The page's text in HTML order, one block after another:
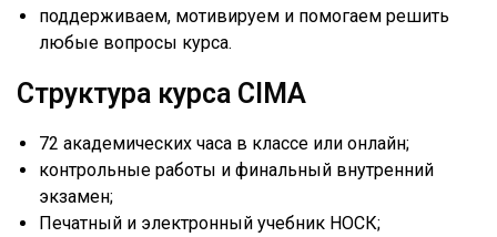
поддерживаем, мотивируем и помогаем решить
любые вопросы курса.
Структура курса CIMA
72 академических часа в классе или онлайн;
контрольные работы и финальный внутренний
экзамен;
Печатный и электронный учебник НОСК;